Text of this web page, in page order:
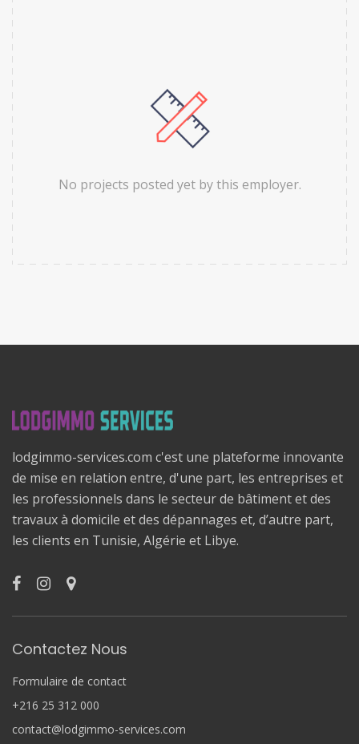
No projects posted yet by this employer.
lodgimmo-services.com c'est une plateforme innovante
de mise en relation entre, d'une part, les entreprises et
les professionnels dans le secteur de bâtiment et des
travaux à domicile et des dépannages et, d’autre part,
les clients en Tunisie, Algérie et Libye.
Contactez Nous
Formulaire de contact
+216 25 312 000
contact@lodgimmo-services.com